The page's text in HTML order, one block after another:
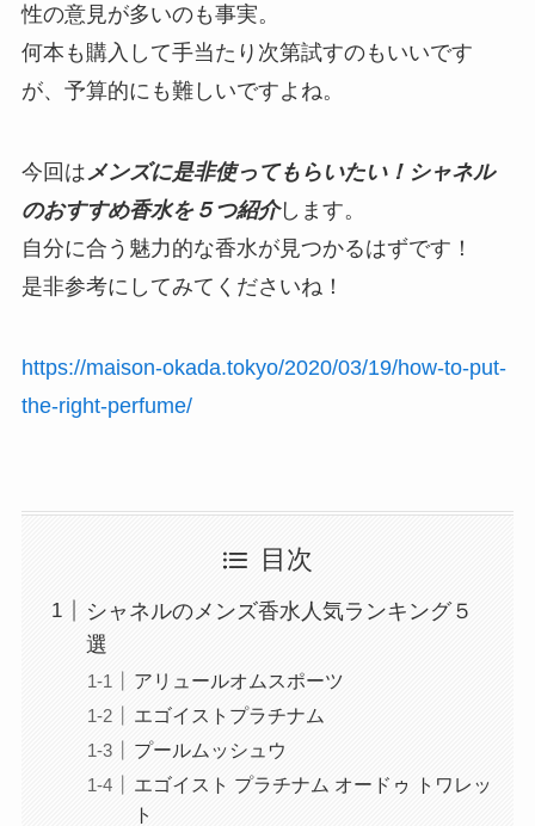
性の意見が多いのも事実。
何本も購入して手当たり次第試すのもいいです
が、予算的にも難しいですよね。
今回はメンズに是非使ってもらいたい！シャネル
のおすすめ香水を５つ紹介します。
自分に合う魅力的な香水が見つかるはずです！
是非参考にしてみてくださいね！
https://maison-okada.tokyo/2020/03/19/how-to-put-
the-right-perfume/
目次
シャネルのメンズ香水人気ランキング５
選
アリュールオムスポーツ
エゴイストプラチナム
プールムッシュウ
エゴイスト プラチナム オードゥ トワレッ
ト